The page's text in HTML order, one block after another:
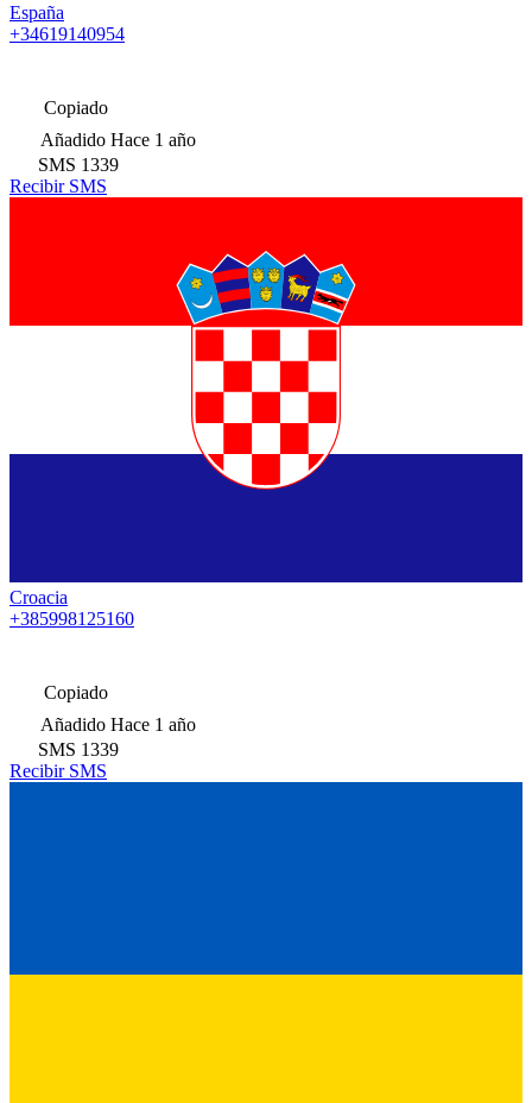
España
+34619140954
Copiado
Añadido Hace 1 año
SMS 1339
Recibir SMS
Croacia
+385998125160
Copiado
Añadido Hace 1 año
SMS 1339
Recibir SMS